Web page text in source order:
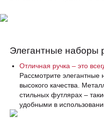
Элегантные наборы
Отличная ручка – это
Рассмотрите
высокого качества.
стильных футлярах –
удобными в